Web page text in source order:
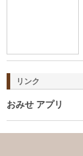
リンク
おみせ アプリ